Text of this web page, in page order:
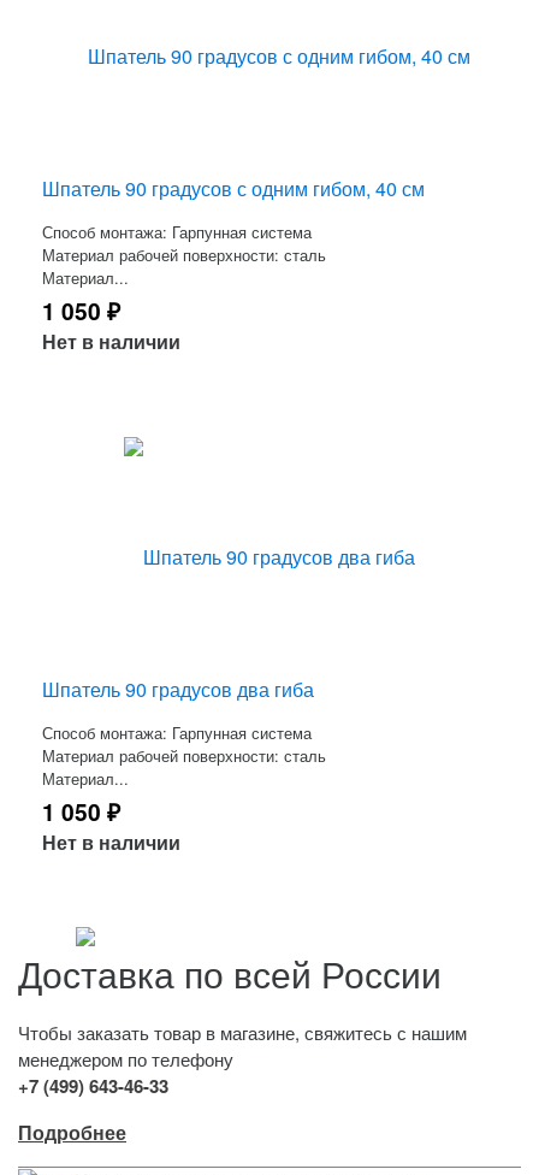
Шпатель 90 градусов с одним гибом, 40 см
Способ монтажа: Гарпунная система
Материал рабочей поверхности: сталь
Материал...
1 050 ₽
Нет в наличии
Шпатель 90 градусов два гиба
Способ монтажа: Гарпунная система
Материал рабочей поверхности: сталь
Материал...
1 050 ₽
Нет в наличии
Доставка по всей России
Чтобы заказать товар в магазине, свяжитесь с нашим
менеджером по телефону
+7 (499) 643-46-33
Подробнее